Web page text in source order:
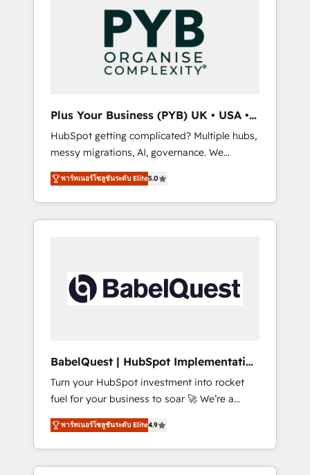
HubSpot your most powerful growth engine.
Built to convert, scale, and drive results.
technology, professional services, financial
services and industrial sectors. Offices in
Johannesburg, Cape Town, Dubai & London.
500+ HubSpot CRM implementations
Google AI Overviews. HubSpot Impact Award
- Customer First HubSpot Impact Award -
Integrations Innovation HubSpot Impact
Award - Platform Migration Excellence
HubSpot Impact Award - Platform Excellence
40+ full-time HubSpot professionals. 100s of
certifications and accreditations with
Plus Your Business (PYB) UK • USA •
Europe
HubSpot getting complicated? Multiple hubs,
messy migrations, AI, governance. We
organise that complexity, so your team can
put HubSpot to work... Welcome to our
Profile! We help with: • CRM implementation,
reports, workflows, and team training • CRM
governance for HubSpot-centred operations
A little about us: • Boutique 'Elite' team of 12 •
42001:2023 certified - the AI management
standard • GuardHub: our AI governance
framework, built on ISO 42001 Ready for the
next step? Click the 👈 '𝗖𝗼𝗻𝘁𝗮𝗰𝘁 𝗯𝘂𝘀𝗶𝗻𝗲𝘀𝘀'
button to get in touch (𝘸𝘦'𝘳𝘦 𝘴𝘶𝘱𝘦𝘳
𝘳𝘦𝘴𝘱𝘰𝘯𝘴𝘪𝘷𝘦)
พาร์ทเนอร์โซลูชันระดับ Elite5.0
BabelQuest | HubSpot Implementation
& Consultancy
Turn your HubSpot investment into rocket
fuel for your business to soar 🚀 We’re a
team of accredited HubSpot experts ready
to help you. We can implement the platform
into complex business environments,
optimise what you've got and make sure you
พาร์ทเนอร์โซลูชันระดับ Elite4.9